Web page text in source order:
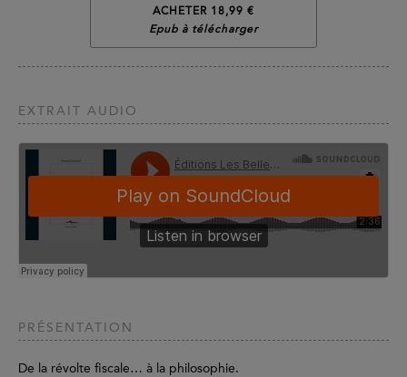
ACHETER 18,99 €
Epub à télécharger
EXTRAIT AUDIO
PRÉSENTATION
De la révolte fiscale… à la philosophie.